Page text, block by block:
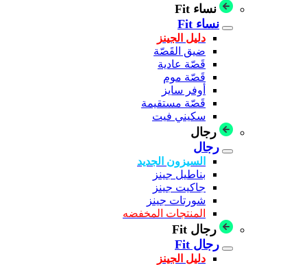
نساء Fit
نساء Fit
دليل الجينز
ضيق القَصّة
قَصّة عادية
قَصّة موم
أوفر سايز
قَصّة مستقيمة
سكيني فيت
رجال
رجال
السيزون الجديد
بناطيل جينز
جاكيت جينز
شورتات جينز
المنتجات المخفضه
رجال Fit
رجال Fit
دليل الجينز